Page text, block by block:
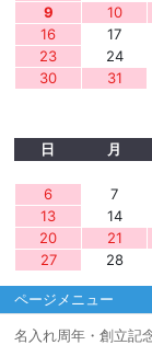
9
10
16
17
23
24
30
31
日
月
6
7
13
14
20
21
27
28
ページメニュー
名入れ周年・創立記